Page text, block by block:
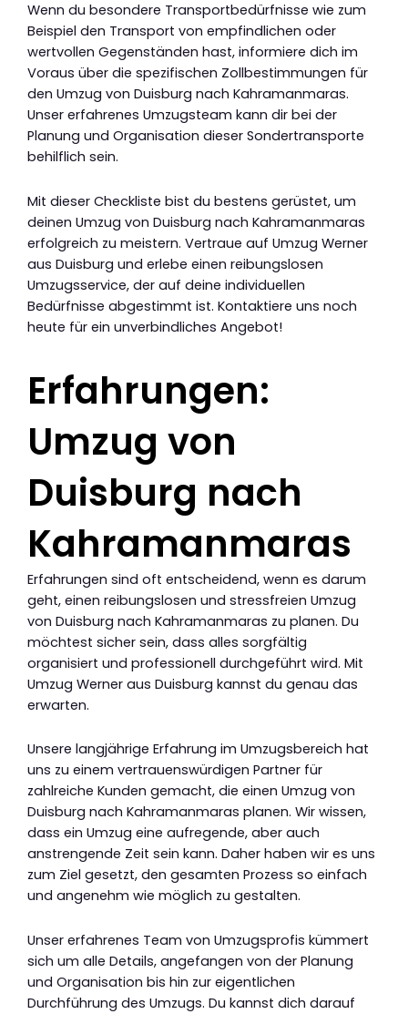
Wenn du besondere Transportbedürfnisse wie zum
Beispiel den Transport von empfindlichen oder
wertvollen Gegenständen hast, informiere dich im
Voraus über die spezifischen Zollbestimmungen für
den Umzug von Duisburg nach Kahramanmaras.
Unser erfahrenes Umzugsteam kann dir bei der
Planung und Organisation dieser Sondertransporte
behilflich sein.
Mit dieser Checkliste bist du bestens gerüstet, um
deinen Umzug von Duisburg nach Kahramanmaras
erfolgreich zu meistern. Vertraue auf Umzug Werner
aus Duisburg und erlebe einen reibungslosen
Umzugsservice, der auf deine individuellen
Bedürfnisse abgestimmt ist. Kontaktiere uns noch
heute für ein unverbindliches Angebot!
Erfahrungen:
Umzug von
Duisburg nach
Kahramanmaras
Erfahrungen sind oft entscheidend, wenn es darum
geht, einen reibungslosen und stressfreien Umzug
von Duisburg nach Kahramanmaras zu planen. Du
möchtest sicher sein, dass alles sorgfältig
organisiert und professionell durchgeführt wird. Mit
Umzug Werner aus Duisburg kannst du genau das
erwarten.
Unsere langjährige Erfahrung im Umzugsbereich hat
uns zu einem vertrauenswürdigen Partner für
zahlreiche Kunden gemacht, die einen Umzug von
Duisburg nach Kahramanmaras planen. Wir wissen,
dass ein Umzug eine aufregende, aber auch
anstrengende Zeit sein kann. Daher haben wir es uns
zum Ziel gesetzt, den gesamten Prozess so einfach
und angenehm wie möglich zu gestalten.
Unser erfahrenes Team von Umzugsprofis kümmert
sich um alle Details, angefangen von der Planung
und Organisation bis hin zur eigentlichen
Durchführung des Umzugs. Du kannst dich darauf